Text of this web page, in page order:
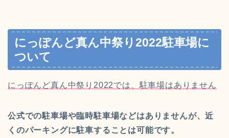
にっぽんど真ん中祭り2022駐車場に
ついて
にっぽんど真ん中祭り2022では、駐車場はありません
公式での駐車場や臨時駐車場などはありませんが、近
くのパーキングに駐車することは可能です。